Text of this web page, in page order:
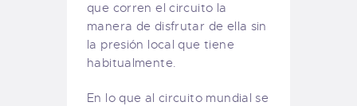
que corren el circuito la
manera de disfrutar de ella sin
la presión local que tiene
habitualmente.
En lo que al circuito mundial se